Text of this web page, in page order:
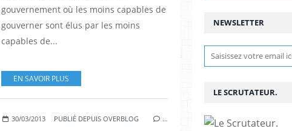
gouvernement où les moins capables de
gouverner sont élus par les moins
capables de...
EN SAVOIR PLUS
30/03/2013 PUBLIÉ DEPUIS OVERBLOG …
NEWSLETTER
LE SCRUTATEUR.